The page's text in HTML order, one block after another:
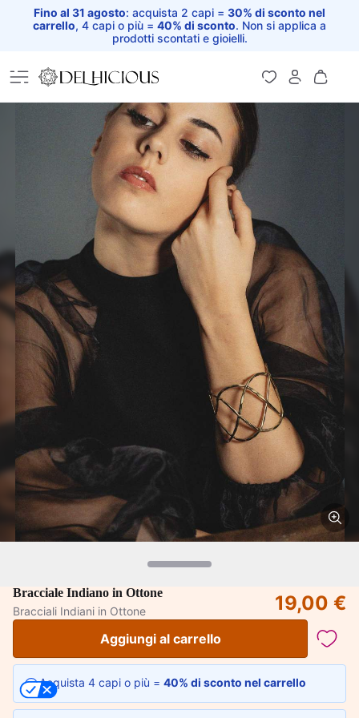
Fino al 31 agosto: acquista 2 capi = 30% di sconto nel
carrello, 4 capi o più = 40% di sconto. Non si applica a
prodotti scontati e gioielli.
Home
Bracciale Indiano in Ottone
Bracciali Indiani in Ottone
19,00 €
Aggiungi al carrello
Acquista 4 capi o più = 40% di sconto nel carrello